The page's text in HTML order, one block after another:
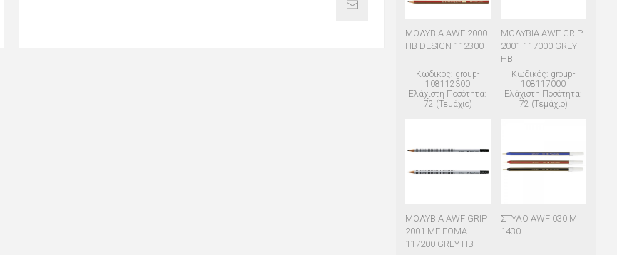
ΜΟΛΥΒΙΑ AWF 2000
HB DESIGN 112300
Κωδικός: group-
108112300
Ελάχιστη Ποσότητα:
72 (Τεμάχιο)
ΜΟΛΥΒΙΑ AWF GRIP
2001 117000 GREY
HB
Κωδικός: group-
108117000
Ελάχιστη Ποσότητα:
72 (Τεμάχιο)
ΜΟΛΥΒΙΑ AWF GRIP
2001 ME ΓΟΜΑ
117200 GREY HB
ΣΤΥΛΟ AWF 030 M
1430